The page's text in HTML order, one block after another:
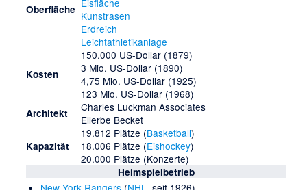
Oberfläche Eisfläche
Kunstrasen
Erdreich
Leichtathletikanlage
Kosten
150.000 US-Dollar (1879)
3 Mio. US-Dollar (1890)
4,75 Mio. US-Dollar (1925)
123 Mio. US-Dollar (1968)
Architekt
Charles Luckman Associates
Ellerbe Becket
Kapazität
19.812 Plätze (Basketball)
18.006 Plätze (Eishockey)
20.000 Plätze (Konzerte)
Heimspielbetrieb